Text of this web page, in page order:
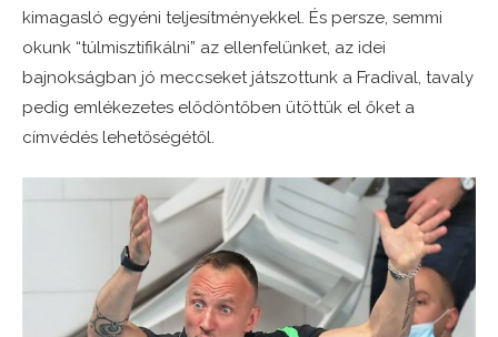
kimagasló egyéni teljesítményekkel. És persze, semmi
okunk “túlmisztifikálni” az ellenfelünket, az idei
bajnokságban jó meccseket játszottunk a Fradival, tavaly
pedig emlékezetes elődöntőben ütöttük el őket a
címvédés lehetőségétől.